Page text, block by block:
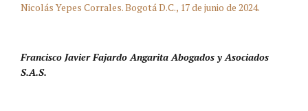
Nicolás Yepes Corrales. Bogotá D.C., 17 de junio de 2024.
Francisco Javier Fajardo Angarita Abogados y Asociados
S.A.S.